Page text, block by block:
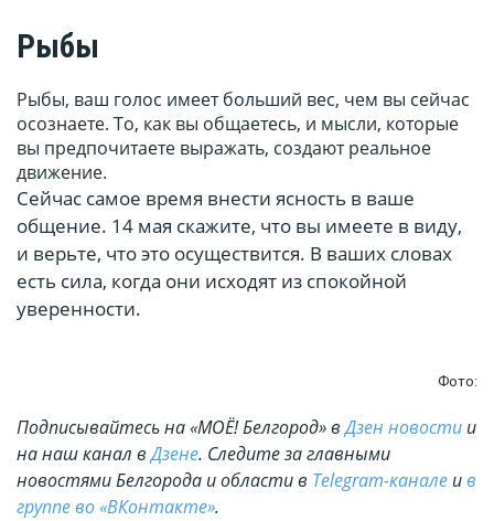
Рыбы
Рыбы, ваш голос имеет больший вес, чем вы сейчас
осознаете. То, как вы общаетесь, и мысли, которые
вы предпочитаете выражать, создают реальное
движение.
Сейчас самое время внести ясность в ваше
общение. 14 мая скажите, что вы имеете в виду,
и верьте, что это осуществится. В ваших словах
есть сила, когда они исходят из спокойной
уверенности.
Фото:
Подписывайтесь на «МОЁ! Белгород» вДзен новости и
на наш канал вДзене. Cледите за главными
новостями Белгорода и области в Telegram-канале ив
группе во «ВКонтакте».